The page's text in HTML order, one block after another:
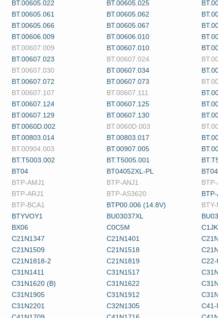
BT.00605.022 BT.00605.025
BT.00605.061
BT.00605.062
BT.00605.066
BT.00605.067
BT.00606.009
BT.00606.010
BT.00607.009
BT.00607.010
BT.00607.023
BT.00607.024
BT.00607.030
BT.00607.034
BT.00607.072
BT.00607.073
BT.00607.107
BT.00607.111
BT.00607.124
BT.00607.125
BT.00607.129
BT.00607.130
BT.0060D.002
BT.0060D.003
BT.00803.014
BT.00803.017
BT.00904.003
BT.00907.005
BT.T5003.002
BT.T5005.001
BT04
BT04052XL-PL
BTP-AMJ1
BTP-ANJ1
BTP-ARJ1
BTP-AS3620
BTP-BCA1
BTP00.006 (14.8V)
BTYVOY1
BU03037XL
BX06
C0C5M
C21N1347
C21N1401
C21N1509
C21N1518
C21N1818-2
C21N1819
C22-
C31N1411
C31N1517
C31N1620 (B)
C31N1622
C31N1905
C31N1912
C31N2201
C32N1305
C41-